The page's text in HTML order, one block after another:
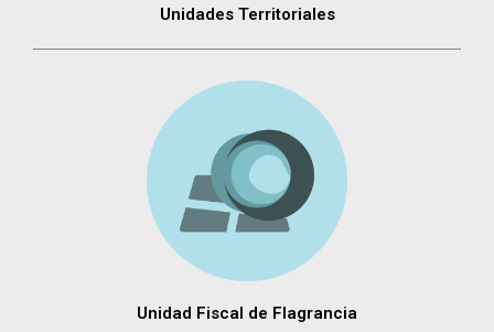
Unidades Territoriales
Unidad Fiscal de Flagrancia